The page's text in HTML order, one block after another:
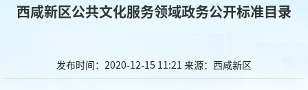
西咸新区公共文化服务领域政务公开标准目录
发布时间：2020-12-15 11:21 来源：西咸新区